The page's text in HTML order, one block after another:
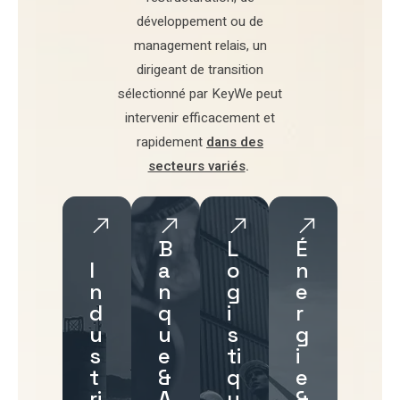
développementou de
management relais, un
dirigeant de transition
sélectionné par KeyWe peut
intervenir efficacement et
rapidement dans des
secteurs variés.
I
n
d
u
s
t
B
a
n
q
u
e
&
L
o
g
i
s
ti
q
É
n
e
r
g
i
e